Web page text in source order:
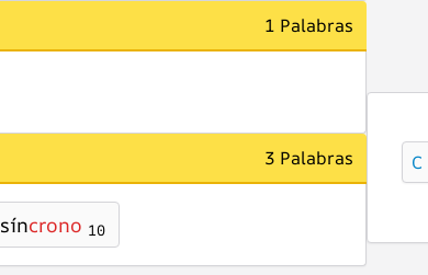
1 Palabras
3 Palabras
síncrono 10
C